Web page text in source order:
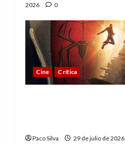
2026
0
Cine Crítica
Paco Silva 29 de julio de 2026